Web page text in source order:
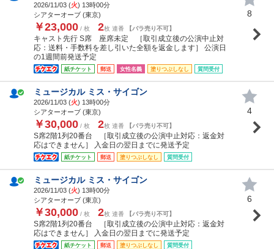
2026/11/03 (火) 13時00分
シアターオーブ (東京)
￥23,000 / 枚 2枚 連番 【バラ売り不可】
キャスト先行 S席 座席未定 ［取引成立後の公演中止対
応：送料・手数料を差し引いた全額を返金します］ 公演日
の1週間前発送予定
紙チケット 郵送 女性名義 塗りつぶしなし 質問受付
8
ミュージカル ミス・サイゴン
2026/11/03 (火) 13時00分
シアターオーブ (東京)
￥30,000 / 枚 2枚 連番 【バラ売り不可】
S席2階1列20番台 ［取引成立後の公演中止対応：返金対
応はできません］ 入金日の翌日までに発送予定
紙チケット 郵送 塗りつぶしなし 質問受付
4
ミュージカル ミス・サイゴン
2026/11/03 (火) 13時00分
シアターオーブ (東京)
￥30,000 / 枚 2枚 連番 【バラ売り不可】
S席2階1列20番台 ［取引成立後の公演中止対応：返金対
応はできません］ 入金日の翌日までに発送予定
紙チケット 郵送 塗りつぶしなし 質問受付
6